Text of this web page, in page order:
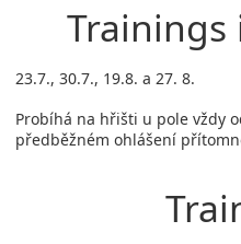
23.7., 30.7., 19.8. a 27. 8.
Probíhá na hřišti u pole vždy
předběžném ohlášení